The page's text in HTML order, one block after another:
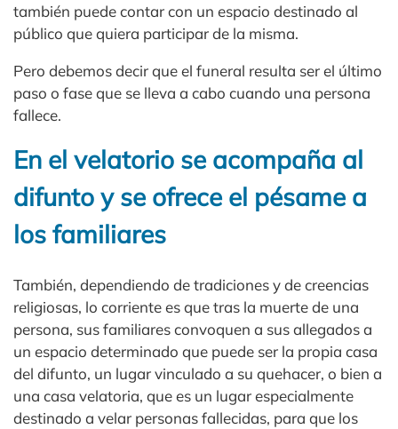
también puede contar con un espacio destinado al
público que quiera participar de la misma.
Pero debemos decir que el funeral resulta ser el último
paso o fase que se lleva a cabo cuando una persona
fallece.
En el velatorio se acompaña al
difunto y se ofrece el pésame a
los familiares
También, dependiendo de tradiciones y de creencias
religiosas, lo corriente es que tras la muerte de una
persona, sus familiares convoquen a sus allegados a
un espacio determinado que puede ser la propia casa
del difunto, un lugar vinculado a su quehacer, o bien a
una casa velatoria, que es un lugar especialmente
destinado a velar personas fallecidas, para que los